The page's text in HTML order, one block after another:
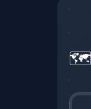
🗺️